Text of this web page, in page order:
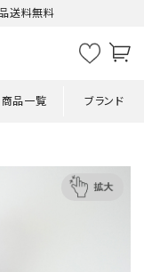
送料無料
商品一覧 ブランド